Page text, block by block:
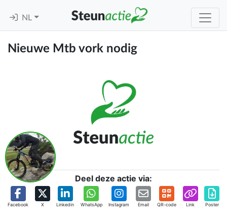
NL
Nieuwe Mtb vork nodig
Deel deze actie via:
Facebook X Linkedin WhatsApp Instagram Email QR-code Link Poster